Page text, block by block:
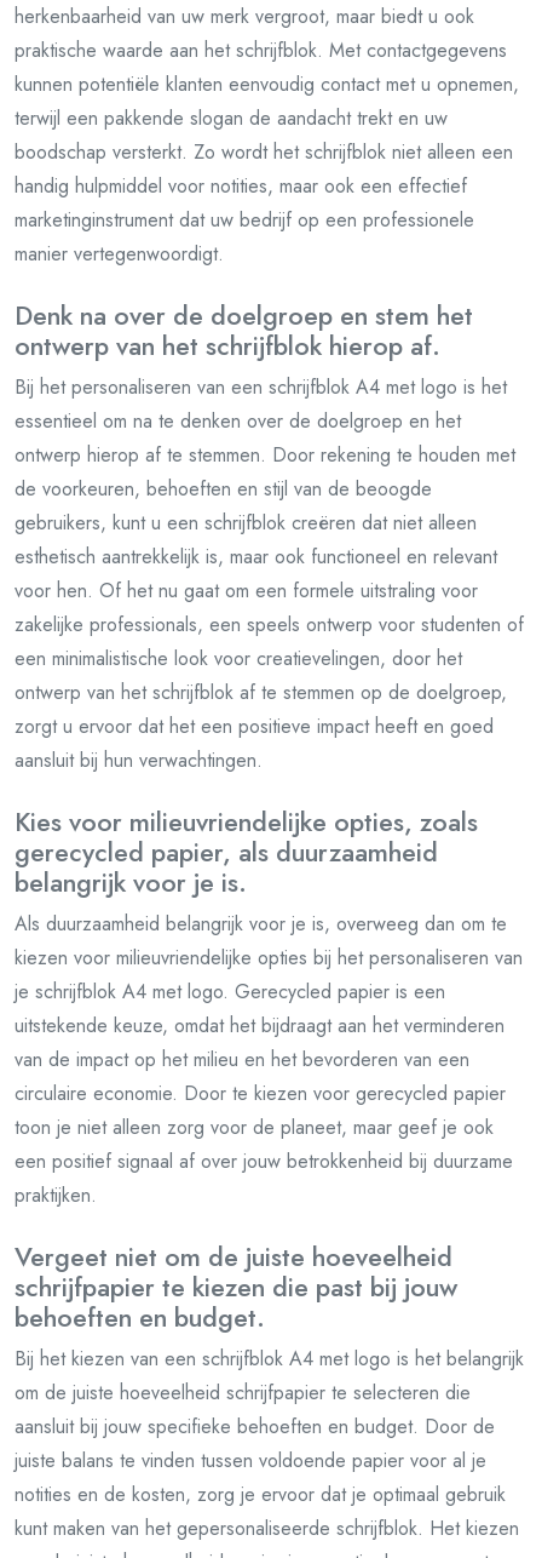
herkenbaarheid van uw merk vergroot, maar biedt u ook
praktische waarde aan het schrijfblok. Met contactgegevens
kunnen potentiële klanten eenvoudig contact met u opnemen,
terwijl een pakkende slogan de aandacht trekt en uw
boodschap versterkt. Zo wordt het schrijfblok niet alleen een
handig hulpmiddel voor notities, maar ook een effectief
marketinginstrument dat uw bedrijf op een professionele
manier vertegenwoordigt.
Denk na over de doelgroep en stem het
ontwerp van het schrijfblok hierop af.
Bij het personaliseren van een schrijfblok A4 met logo is het
essentieel om na te denken over de doelgroep en het
ontwerp hierop af te stemmen. Door rekening te houden met
de voorkeuren, behoeften en stijl van de beoogde
gebruikers, kunt u een schrijfblok creëren dat niet alleen
esthetisch aantrekkelijk is, maar ook functioneel en relevant
voor hen. Of het nu gaat om een formele uitstraling voor
zakelijke professionals, een speels ontwerp voor studenten of
een minimalistische look voor creatievelingen, door het
ontwerp van het schrijfblok af te stemmen op de doelgroep,
zorgt u ervoor dat het een positieve impact heeft en goed
aansluit bij hun verwachtingen.
Kies voor milieuvriendelijke opties, zoals
gerecycled papier, als duurzaamheid
belangrijk voor je is.
Als duurzaamheid belangrijk voor je is, overweeg dan om te
kiezen voor milieuvriendelijke opties bij het personaliseren van
je schrijfblok A4 met logo. Gerecycled papier is een
uitstekende keuze, omdat het bijdraagt aan het verminderen
van de impact op het milieu en het bevorderen van een
circulaire economie. Door te kiezen voor gerecycled papier
toon je niet alleen zorg voor de planeet, maar geef je ook
een positief signaal af over jouw betrokkenheid bij duurzame
praktijken.
Vergeet niet om de juiste hoeveelheid
schrijfpapier te kiezen die past bij jouw
behoeften en budget.
Bij het kiezen van een schrijfblok A4 met logo is het belangrijk
om de juiste hoeveelheid schrijfpapier te selecteren die
aansluit bij jouw specifieke behoeften en budget. Door de
juiste balans te vinden tussen voldoende papier voor al je
notities en de kosten, zorg je ervoor dat je optimaal gebruik
kunt maken van het gepersonaliseerde schrijfblok. Het kiezen